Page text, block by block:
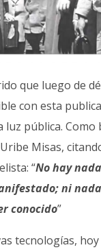
que luego de
con esta
luz pública. Como
Misas,
“No hay
ni
conocido”
tecnologías,